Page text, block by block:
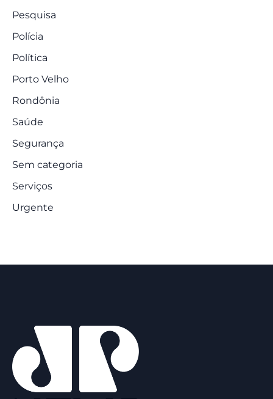
Pesquisa
Polícia
Política
Porto Velho
Rondônia
Saúde
Segurança
Sem categoria
Serviços
Urgente